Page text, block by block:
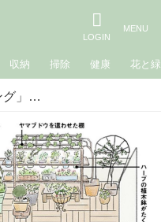
収納 掃除 健康 花と緑
「ベランダガーデニング」で植物を“効率よく”育てる工夫。目線の高さに上げてたくさんの種類を栽培！おすすめ植物＆グッズも／ガーデニングクリエイター・たなかやすこさん